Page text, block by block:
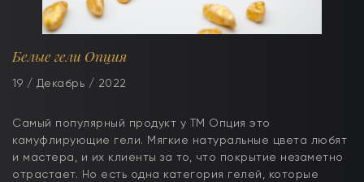
Белые гели Опция
19 / Декабрь / 2022
Самый популярный продукт у ТМ Опция это
камуфлирующие гели. Мягкие натуральные цвета любят
и мастера, и их клиенты за то, что покрытие незаметно
отрастает. Но есть одна категория гелей, которые